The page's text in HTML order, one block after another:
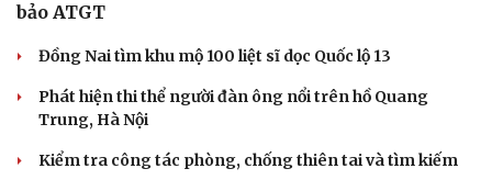
bảo ATGT
Đồng Nai tìm khu mộ 100 liệt sĩ dọc Quốc lộ 13
Phát hiện thi thể người đàn ông nổi trên hồ Quang
Trung, Hà Nội
Kiểm tra công tác phòng, chống thiên tai và tìm kiếm